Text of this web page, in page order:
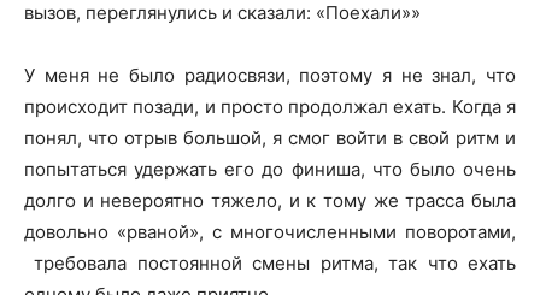
вызов, переглянулись и сказали: «Поехали»»
У меня не было радиосвязи, поэтому я не знал, что
происходит позади, и просто продолжал ехать. Когда я
понял, что отрыв большой, я смог войти в свой ритм и
попытаться удержать его до финиша, что было очень
долго и невероятно тяжело, и к тому же трасса была
довольно «рваной», с многочисленными поворотами,
требовала постоянной смены ритма, так что ехать